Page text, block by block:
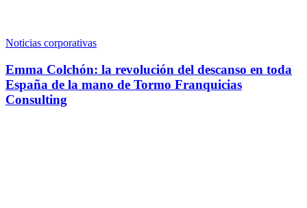
Noticias corporativas
Emma Colchón: la revolución del descanso en toda
España de la mano de Tormo Franquicias
Consulting